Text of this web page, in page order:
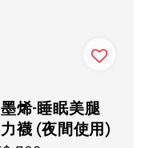
烯-睡眠美腿
襪 (夜間使用)